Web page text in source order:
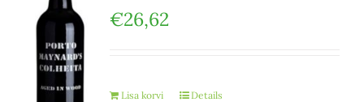
€26,62
Lisa korvi Details